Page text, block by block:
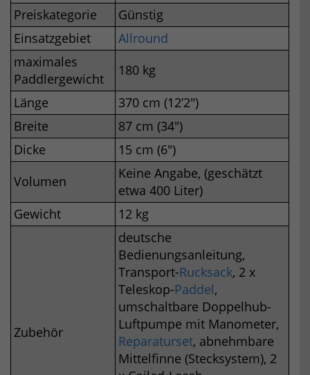
Preiskategorie
Günstig
Einsatzgebiet
Allround
maximales
Paddlergewicht
180 kg
Länge
370 cm (12’2″)
Breite
87 cm (34″)
Dicke
15 cm (6″)
Volumen
Keine Angabe, (geschätzt
etwa 400 Liter)
Gewicht
12 kg
Zubehör
deutsche
Bedienungsanleitung,
Transport-Rucksack, 2 x
Teleskop-Paddel,
umschaltbare Doppelhub-
Luftpumpe mit Manometer,
Reparaturset, abnehmbare
Mittelfinne (Stecksystem), 2